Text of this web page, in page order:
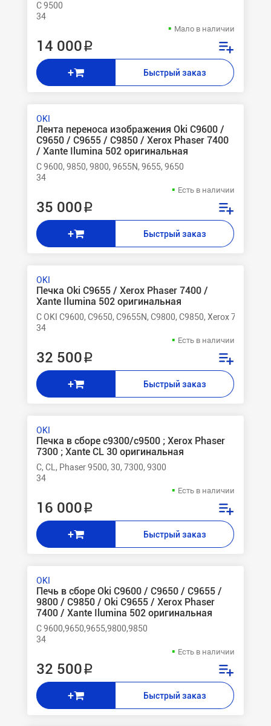
C 9500
34
Мало в наличии
14 000 ₽
+ Быстрый заказ
OKI
Лента переноса изображения Oki C9600 /
C9650 / C9655 / C9850 / Xerox Phaser 7400
/ Xante Ilumina 502 оригинальная
C 9600, 9850, 9800, 9655N, 9655, 9650
34
Есть в наличии
35 000 ₽
+ Быстрый заказ
OKI
Печка Oki C9655 / Xerox Phaser 7400 /
Xante Ilumina 502 оригинальная
C OKI C9600, C9650, C9655N, C9800, C9850, Xerox 7400
34
Есть в наличии
32 500 ₽
+ Быстрый заказ
OKI
Печка в сборе c9300/c9500 ; Xerox Phaser
7300 ; Xante CL 30 оригинальная
C, CL, Phaser 9500, 30, 7300, 9300
34
Есть в наличии
16 000 ₽
+ Быстрый заказ
OKI
Печь в сборе Oki C9600 / C9650 / C9655 /
9800 / C9850 / Oki C9655 / Xerox Phaser
7400 / Xante Ilumina 502 оригинальная
C 9600,9650,9655,9800,9850
34
Есть в наличии
32 500 ₽
+ Быстрый заказ